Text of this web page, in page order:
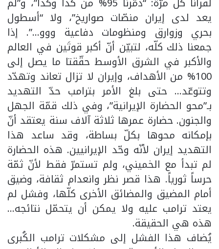
يعد لدى إيران منصّات صواريخ”، ولا “أسطول
بحري وزوارق ومنظومات دفاعية ووو…”. إذا
جمعنا ذلك كلّه، لتبيّن أنّ أكبر قوتَين في العالم
والأكبر في الشرق الأوسط حقّقتا ما يصل إلى
100% من الأهداف، وإيران لا تزال تعاند وتهدّد
وتتوعّد… حتى بلغ الأمر بترامب حدّ التهديد
بـ”محو الحضارة الإيرانية”، وفي ذلك قمّة الجهل
والجنون. حضارة عمرها ثلاثة آلاف سنة يعتقد أنّ
بإمكانه محوها بكلّ بساطة، وقد ساعد هذا
التهديد إيران لأنّه وحّد الإيرانيين. هذه الحضارة
لم تبدأ مع الخميني، ولم تستمرّ فقط لأنّ ثمّة
حرساً ثورياً. هذا قصر نظر وانعدام ثقافة، وضيق
أمام المضيق والمضائق الأخرى كلّها، وفشل لم
يعتد ترامب عليه ولا يمكن أن يتحمّل نتائجه…
هذه هي الحقيقة.
يُضاف هذا الفشل إلى مشكلات ترامب الكُبرى